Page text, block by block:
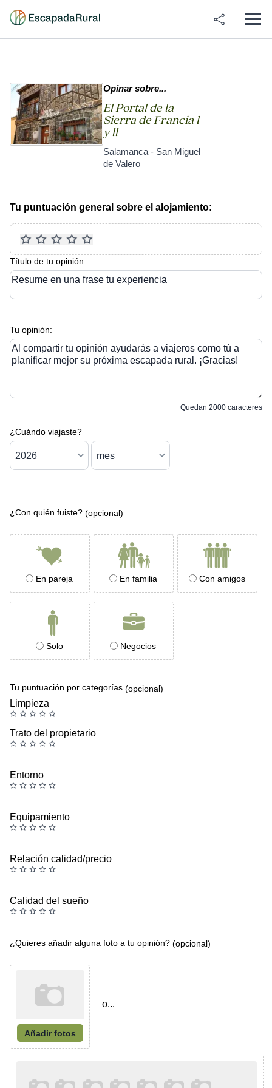
Opinar sobre...
El Portal de la
Sierra de Francia l
y ll
Salamanca - San Miguel
de Valero
Tu puntuación general sobre el alojamiento:
Título de tu opinión:
Resume en una frase tu experiencia
Tu opinión:
Al compartir tu opinión ayudarás a viajeros como tú a
planificar mejor su próxima escapada rural. ¡Gracias!
Quedan 2000 caracteres
¿Cuándo viajaste?
¿Con quién fuiste? (opcional)
En pareja En familia Con amigos
Solo Negocios
Tu puntuación por categorías (opcional)
Limpieza
Trato del propietario
Entorno
Equipamiento
Relación calidad/precio
Calidad del sueño
¿Quieres añadir alguna foto a tu opinión? (opcional)
Añadir fotos
o...